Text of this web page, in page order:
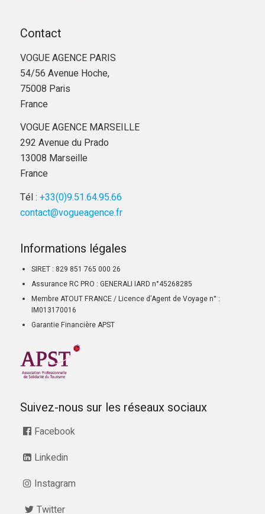
Contact
VOGUE AGENCE PARIS
54/56 Avenue Hoche,
75008 Paris
France
VOGUE AGENCE MARSEILLE
292 Avenue du Prado
13008 Marseille
France
Tél : +33(0)9.51.64.95.66
contact@vogueagence.fr
Informations légales
SIRET : 829 851 765 000 26
Assurance RC PRO : GENERALI IARD n°45268285
Membre ATOUT FRANCE / Licence d’Agent de Voyage n° :
IM013170016
Garantie Financière APST
Suivez-nous sur les réseaux sociaux
Facebook
Linkedin
Instagram
Twitter